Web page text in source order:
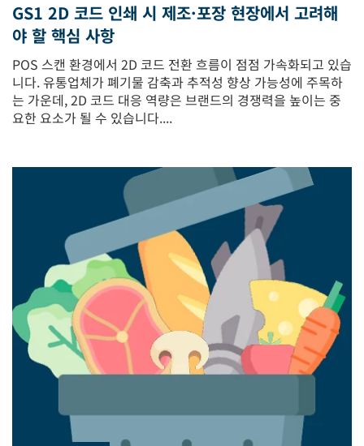
GS1 2D 코드 인쇄 시 제조·포장 현장에서 고려해
야 할 핵심 사항
POS 스캔 환경에서 2D 코드 전환 흐름이 점점 가속화되고 있습
니다. 유통업체가 폐기물 감축과 추적성 향상 가능성에 주목하
는 가운데, 2D 코드 대응 역량은 브랜드의 경쟁력을 높이는 중
요한 요소가 될 수 있습니다....